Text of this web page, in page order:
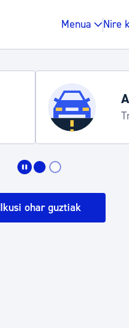
Menua Nire
Gune
Ikusi ohar guztiak